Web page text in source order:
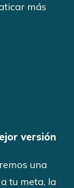
más
versión
una
tu meta, la